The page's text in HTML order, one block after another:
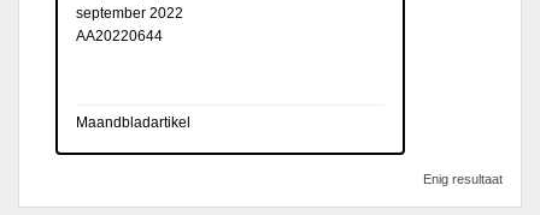
september 2022
AA20220644
Maandbladartikel
Enig resultaat